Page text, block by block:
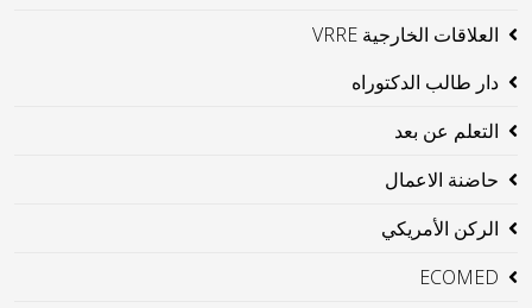
العلاقات الخارجية VRRE
دار طالب الدكتوراه
التعلم عن بعد
حاضنة الاعمال
الركن الأمريكي
ECOMED